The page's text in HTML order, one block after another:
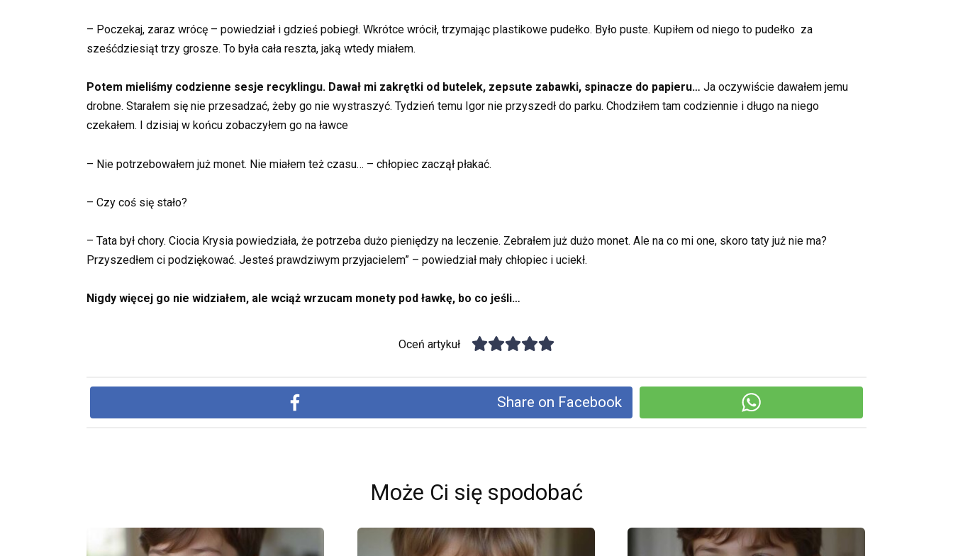
– Poczekaj, zaraz wrócę – powiedział i gdzieś pobiegł. Wkrótce wrócił, trzymając plastikowe pudełko. Było puste. Kupiłem od niego to pudełko za
sześćdziesiąt trzy grosze. To była cała reszta, jaką wtedy miałem.
Potem mieliśmy codzienne sesje recyklingu. Dawał mi zakrętki od butelek, zepsute zabawki, spinacze do papieru… Ja oczywiście dawałem jemu
drobne. Starałem się nie przesadzać, żeby go nie wystraszyć. Tydzień temu Igor nie przyszedł do parku. Chodziłem tam codziennie i długo na niego
czekałem. I dzisiaj w końcu zobaczyłem go na ławce
– Nie potrzebowałem już monet. Nie miałem też czasu… – chłopiec zaczął płakać.
– Czy coś się stało?
– Tata był chory. Ciocia Krysia powiedziała, że potrzeba dużo pieniędzy na leczenie. Zebrałem już dużo monet. Ale na co mi one, skoro taty już nie ma?
Przyszedłem ci podziękować. Jesteś prawdziwym przyjacielem” – powiedział mały chłopiec i uciekł.
Nigdy więcej go nie widziałem, ale wciąż wrzucam monety pod ławkę, bo co jeśli…
Oceń artykuł
Share on Facebook
Może Ci się spodobać